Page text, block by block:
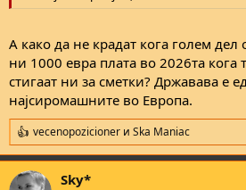
А како да не крадат кога голем
ни 1000 евра плата во 2026та кога
стигаат ни за сметки? Државава е
најсиромашните во Европа.
R
e
a
c
vecenopozicioner и Ska Maniac
Sky*